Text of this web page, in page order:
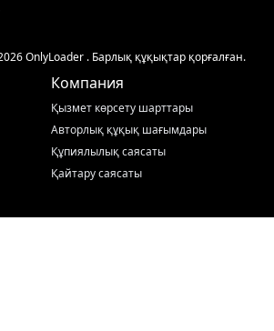
OnlyLoader . Барлық құқықтар қорғалған.
Компания
Қызмет көрсету шарттары
Авторлық құқық шағымдары
Құпиялылық саясаты
Қайтару саясаты